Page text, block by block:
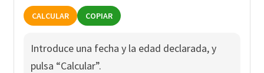
CALCULAR COPIAR
Introduce una fecha y la edad declarada, y
pulsa “Calcular”.